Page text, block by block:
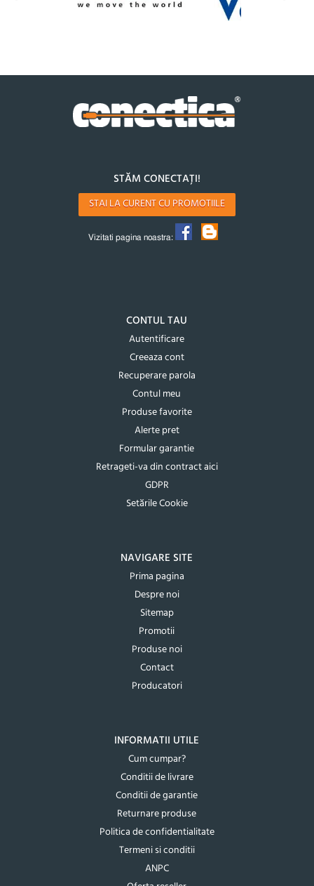
STĂM CONECTAȚI!
STAI LA CURENT CU PROMOTIILE
Vizitati pagina noastra:
CONTUL TAU
Autentificare
Creeaza cont
Recuperare parola
Contul meu
Produse favorite
Alerte pret
Formular garantie
Retrageti-va din contract aici
GDPR
Setările Cookie
NAVIGARE SITE
Prima pagina
Despre noi
Sitemap
Promotii
Produse noi
Contact
Producatori
INFORMATII UTILE
Cum cumpar?
Conditii de livrare
Conditii de garantie
Returnare produse
Politica de confidentialitate
Termeni si conditii
ANPC